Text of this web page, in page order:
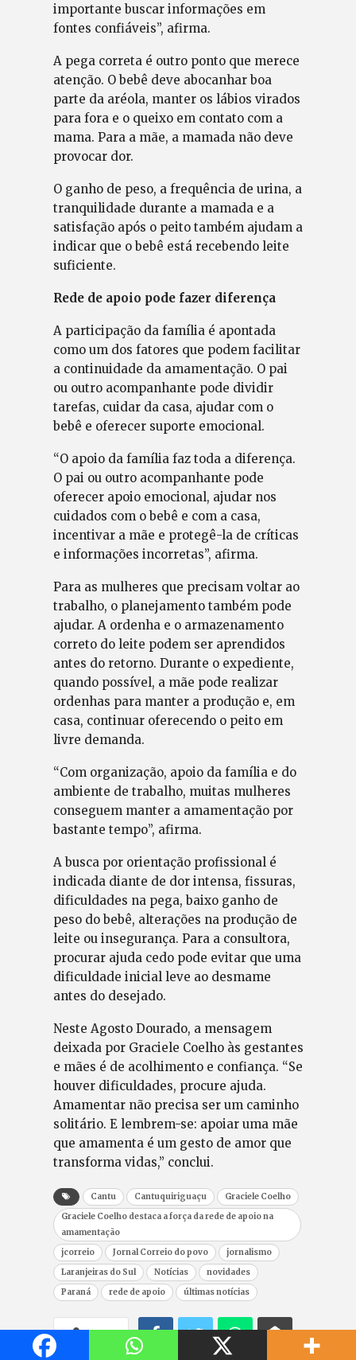
importante buscar informações em
fontes confiáveis”, afirma.
A pega correta é outro ponto que merece
atenção. O bebê deve abocanhar boa
parte da aréola, manter os lábios virados
para fora e o queixo em contato com a
mama. Para a mãe, a mamada não deve
provocar dor.
O ganho de peso, a frequência de urina, a
tranquilidade durante a mamada e a
satisfação após o peito também ajudam a
indicar que o bebê está recebendo leite
suficiente.
Rede de apoio pode fazer diferença
A participação da família é apontada
como um dos fatores que podem facilitar
a continuidade da amamentação. O pai
ou outro acompanhante pode dividir
tarefas, cuidar da casa, ajudar com o
bebê e oferecer suporte emocional.
“O apoio da família faz toda a diferença.
O pai ou outro acompanhante pode
oferecer apoio emocional, ajudar nos
cuidados com o bebê e com a casa,
incentivar a mãe e protegê-la de críticas
e informações incorretas”, afirma.
Para as mulheres que precisam voltar ao
trabalho, o planejamento também pode
ajudar. A ordenha e o armazenamento
correto do leite podem ser aprendidos
antes do retorno. Durante o expediente,
quando possível, a mãe pode realizar
ordenhas para manter a produção e, em
casa, continuar oferecendo o peito em
livre demanda.
“Com organização, apoio da família e do
ambiente de trabalho, muitas mulheres
conseguem manter a amamentação por
bastante tempo”, afirma.
A busca por orientação profissional é
indicada diante de dor intensa, fissuras,
dificuldades na pega, baixo ganho de
peso do bebê, alterações na produção de
leite ou insegurança. Para a consultora,
procurar ajuda cedo pode evitar que uma
dificuldade inicial leve ao desmame
antes do desejado.
Neste Agosto Dourado, a mensagem
deixada por Graciele Coelho às gestantes
e mães é de acolhimento e confiança. “Se
houver dificuldades, procure ajuda.
Amamentar não precisa ser um caminho
solitário. E lembrem-se: apoiar uma mãe
que amamenta é um gesto de amor que
transforma vidas,” conclui.
Cantu Cantuquiriguaçu
Graciele Coelho
Graciele Coelho destaca a força da rede de apoio na
amamentação
jcorreio
Jornal Correio do povo
jornalismo
Laranjeiras do Sul
Notícias
novidades
Paraná
rede de apoio últimas notícias